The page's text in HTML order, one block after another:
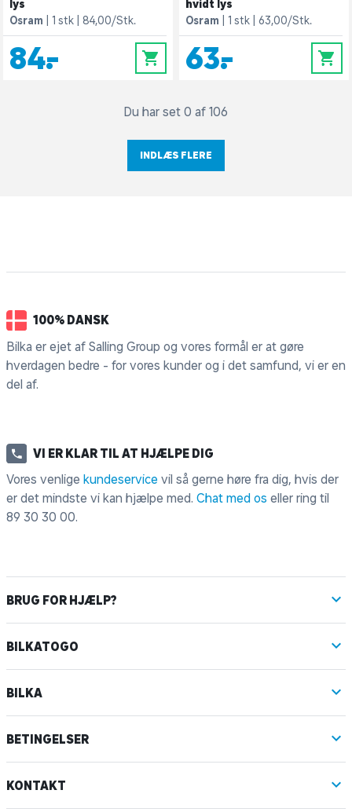
lys
Osram
1 stk 84,00/Stk.
84,- 0
hvidt lys
Osram
1 stk 63,00/Stk.
63,- 0
Du har set 0 af 106
INDLÆS FLERE
100% DANSK
Bilka er ejet af Salling Group og vores formål er at gøre
hverdagen bedre - for vores kunder og i det samfund, vi er en
del af.
VI ER KLAR TIL AT HJÆLPE DIG
Vores venlige kundeservice vil så gerne høre fra dig, hvis der
er det mindste vi kan hjælpe med. Chat med os eller ring til
89 30 30 00.
BRUG FOR HJÆLP?
BILKATOGO
BILKA
BETINGELSER
KONTAKT